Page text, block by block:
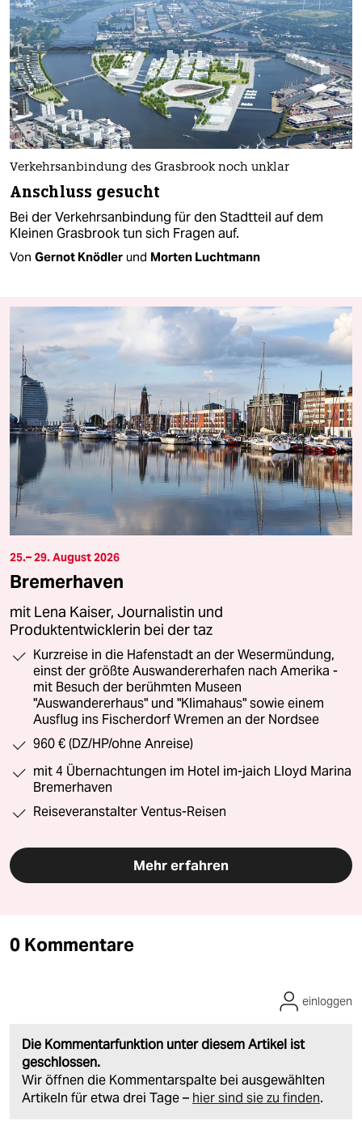
Verkehrsanbindung des Grasbrook noch unklar
Anschluss gesucht
Bei der Verkehrsanbindung für den Stadtteil auf dem
Kleinen Grasbrook tun sich Fragen auf.
Von Gernot Knödler und Morten Luchtmann
25.– 29. August 2026
Bremerhaven
mit Lena Kaiser, Journalistin und
Produktentwicklerin bei der taz
Kurzreise in die Hafenstadt an der Wesermündung,
einst der größte Auswandererhafen nach Amerika -
mit Besuch der berühmten Museen
"Auswandererhaus" und "Klimahaus" sowie einem
Ausflug ins Fischerdorf Wremen an der Nordsee
960 € (DZ/HP/ohne Anreise)
mit 4 Übernachtungen im Hotel im-jaich Lloyd Marina
Bremerhaven
Reiseveranstalter Ventus-Reisen
Mehr erfahren
0 Kommentare
Die Kommentarfunktion unter diesem Artikel ist
geschlossen.
Wir öffnen die Kommentarspalte bei ausgewählten
Artikeln für etwa drei Tage – hier sind sie zu finden.
einloggen